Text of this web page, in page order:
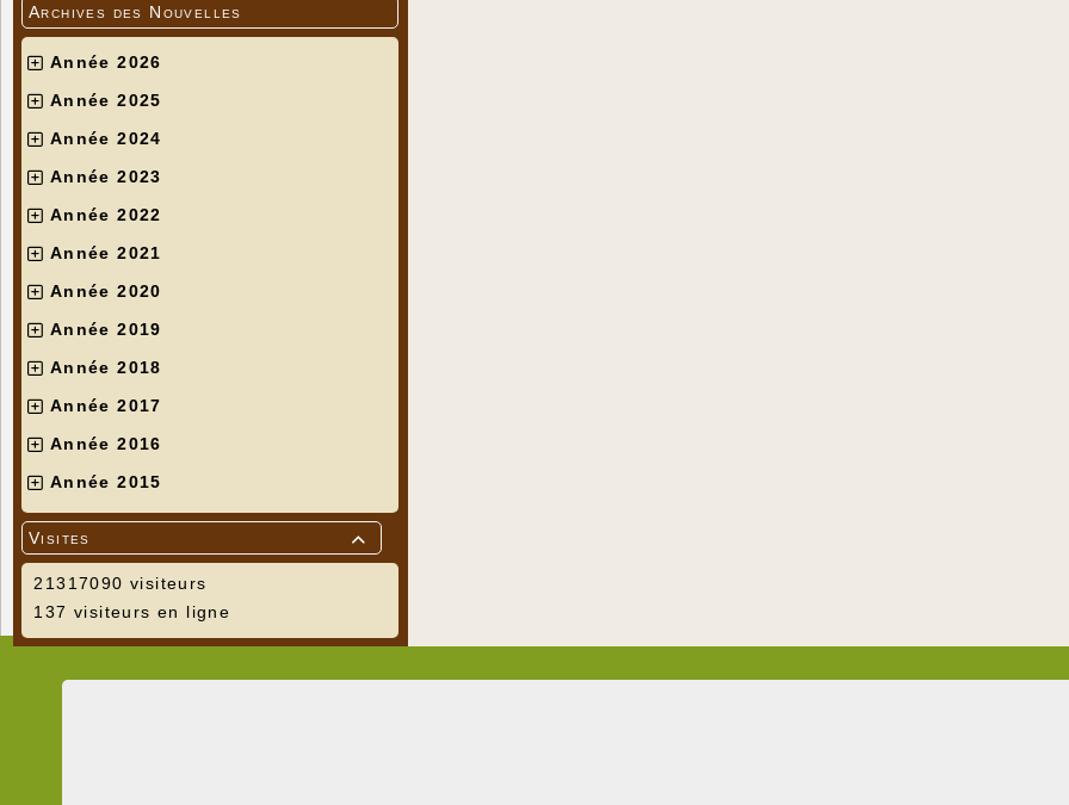
Archives des Nouvelles
Année 2026
Année 2025
Année 2024
Année 2023
Année 2022
Année 2021
Année 2020
Année 2019
Année 2018
Année 2017
Année 2016
Année 2015

Visites
21317090 visiteurs
137 visiteurs en ligne